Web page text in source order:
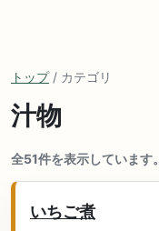
トップ/ カテゴリ
汁物
全51件を表示しています。
いちご煮